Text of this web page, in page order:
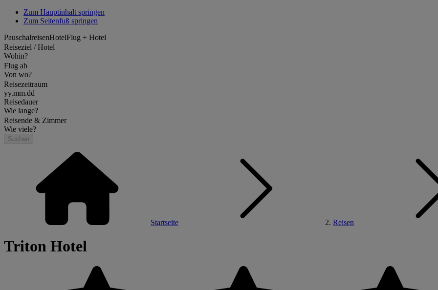
Zum Hauptinhalt springen
Zum Seitenfuß springen
PauschalreisenHotelFlug + Hotel
Reiseziel / Hotel
Wohin?
Flug ab
Von wo?
Reisezeitraum
yy.mm.dd
Reisedauer
Wie lange?
Reisende & Zimmer
Wie viele?
Suchen
Startseite Reisen
Triton Hotel